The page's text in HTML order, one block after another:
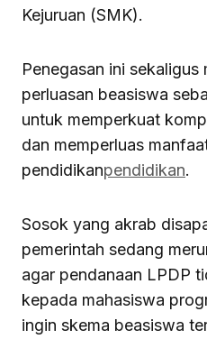
Kejuruan (SMK).
Penegasan ini sekaligus
perluasan beasiswa
untuk memperkuat
dan memperluas
pendidikanpendidikan.
Sosok yang akrab
pemerintah sedang
agar pendanaan LPDP
kepada mahasiswa
ingin skema beasiswa